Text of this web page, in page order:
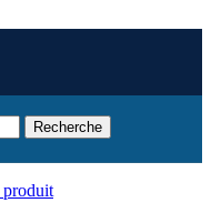
Recherche